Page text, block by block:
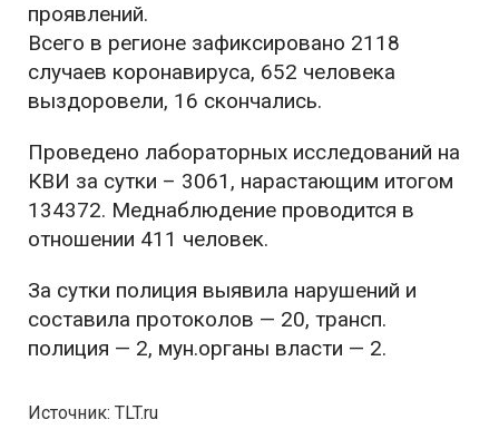
проявлений.
Всего в регионе зафиксировано 2118
случаев коронавируса, 652 человека
выздоровели, 16 скончались.
Проведено лабораторных исследований на
КВИ за сутки – 3061, нарастающим итогом
134372. Меднаблюдение проводится в
отношении 411 человек.
За сутки полиция выявила нарушений и
составила протоколов — 20, трансп.
полиция — 2, мун.органы власти — 2.
Источник: TLT.ru